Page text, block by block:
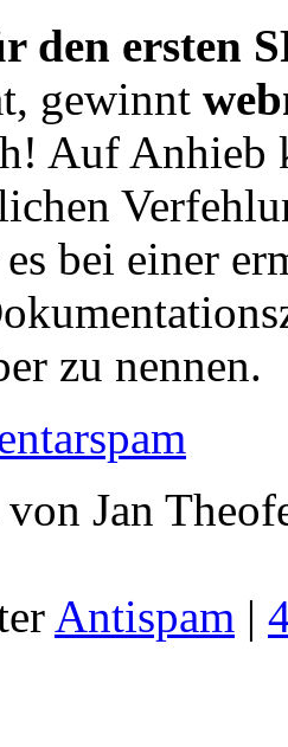
den ersten
gewinnt
Auf Anhieb
bei einer
zu nennen.
von Jan
Antispam |